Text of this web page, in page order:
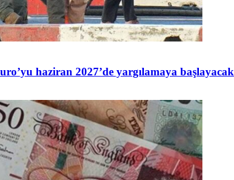
haziran 2027’de yargılamaya başlayacak